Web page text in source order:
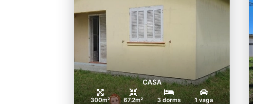
CASA
300m² 67.2m² 3 dorms 1 vaga